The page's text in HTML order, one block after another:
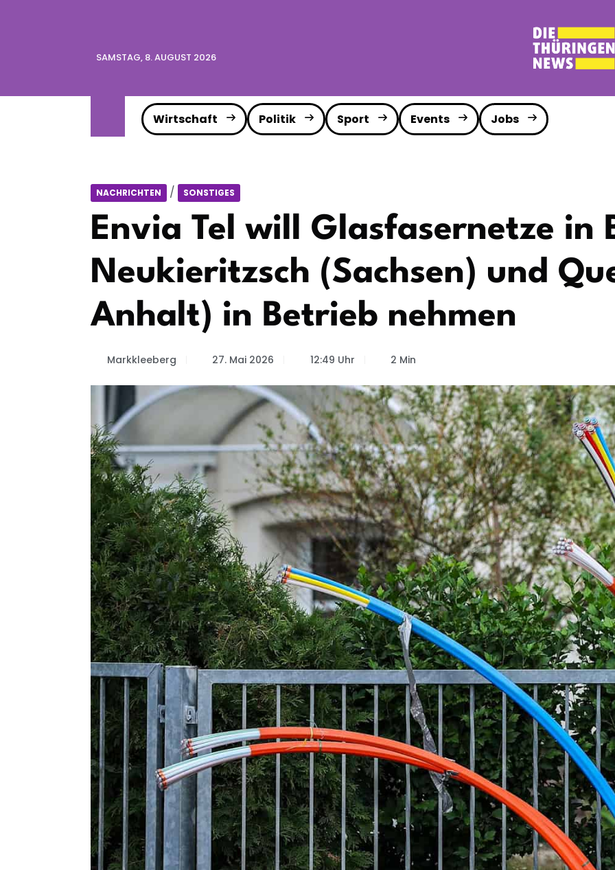
SAMSTAG, 8. AUGUST 2026
Wirtschaft Politik Sport Events Jobs
NACHRICHTEN / SONSTIGES
Envia Tel will Glasfasernetze in
Neukieritzsch (Sachsen) und
Anhalt) in Betrieb nehmen
Markkleeberg 27. Mai 2026 12:49 Uhr 2 Min